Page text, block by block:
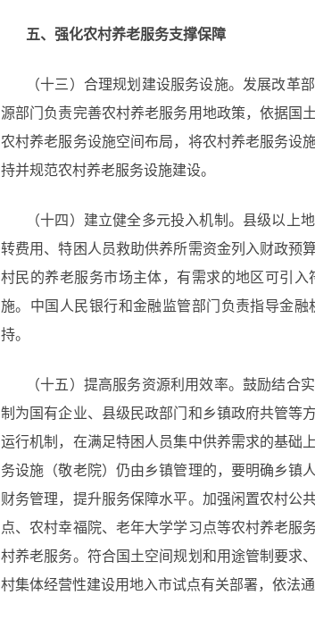
五、强化农村养老服务支撑保障
（十三）合理规划建设服务设施。发展改革
源部门负责完善农村养老服务用地政策，依据国
农村养老服务设施空间布局，将农村养老服务设
持并规范农村养老服务设施建设。
（十四）建立健全多元投入机制。县级以上
转费用、特困人员救助供养所需资金列入财政预
村民的养老服务市场主体，有需求的地区可引
施。中国人民银行和金融监管部门负责指导金
持。
（十五）提高服务资源利用效率。鼓励结合
制为国有企业、县级民政部门和乡镇政府共管等
运行机制，在满足特困人员集中供养需求的基础
务设施（敬老院）仍由乡镇管理的，要明确乡镇
财务管理，提升服务保障水平。加强闲置农村公
点、农村幸福院、老年大学学习点等农村养老服
村养老服务。符合国土空间规划和用途管制要求
村集体经营性建设用地入市试点有关部署，依法